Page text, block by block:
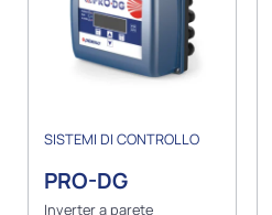
SISTEMI DI CONTROLLO
PRO-DG
Inverter a parete